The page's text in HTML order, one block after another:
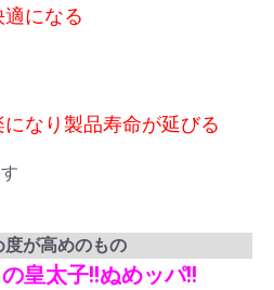
適になる
になり製品寿命が延びる
度が高めのもの
皇太子!!ぬめッパ!!